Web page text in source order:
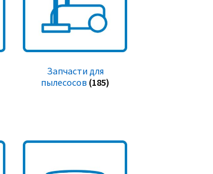
Запчасти для
пылесосов (185)